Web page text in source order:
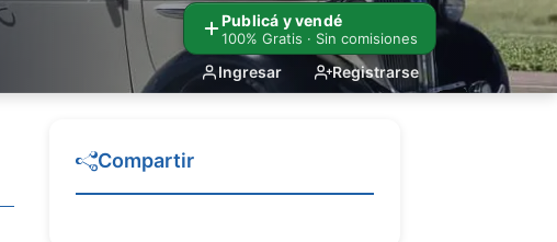
Publicá y vendé
100% Gratis · Sin comisiones
Ingresar Registrarse
Compartir